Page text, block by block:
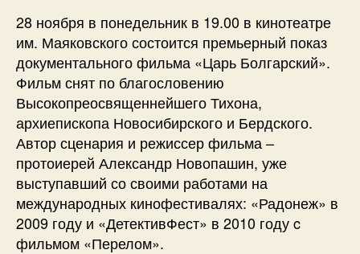
28 ноября в понедельник в 19.00 в кинотеатре
им. Маяковского состоится премьерный показ
документального фильма «Царь Болгарский».
Фильм снят по благословению
Высокопреосвященнейшего Тихона,
архиепископа Новосибирского и Бердского.
Автор сценария и режиссер фильма –
протоиерей Александр Новопашин, уже
выступавший со своими работами на
международных кинофестивалях: «Радонеж» в
2009 году и «ДетективФест» в 2010 году c
фильмом «Перелом».